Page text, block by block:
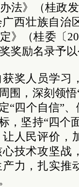
法》（桂政
西壮族自治
》（桂委〔
奖励名录予
奖人员学习
围，深刻领
“四个自信”
，坚持“四个
人民评价，
技术攻坚战
力，扎实推